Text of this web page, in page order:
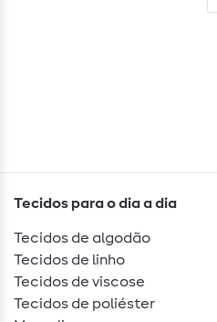
Tecidos para o dia a dia
Tecidos de algodão
Tecidos de linho
Tecidos de viscose
Tecidos de poliéster